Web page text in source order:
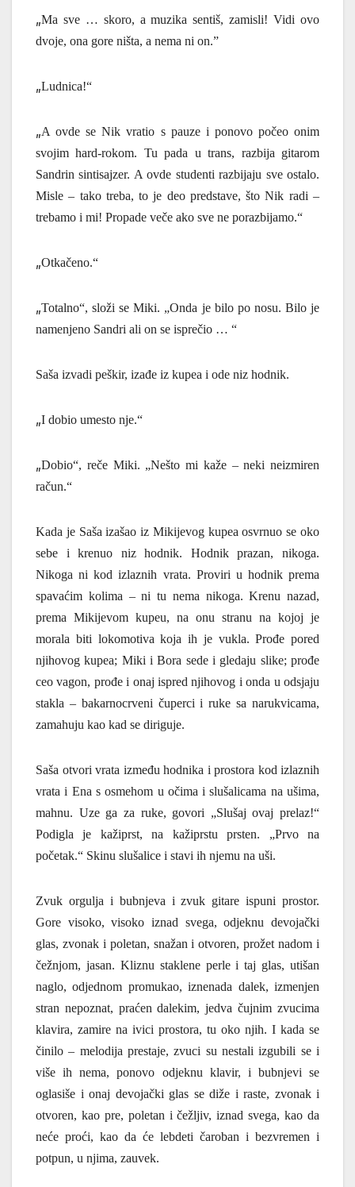
„Ma sve … skoro, a muzika sentiš, zamisli! Vidi ovo
dvoje, ona gore ništa, a nema ni on.”
„Ludnica!“
„A ovde se Nik vratio s pauze i ponovo počeo onim
svojim hard-rokom. Tu pada u trans, razbija gitarom
Sandrin sintisajzer. A ovde studenti razbijaju sve ostalo.
Misle – tako treba, to je deo predstave, što Nik radi –
trebamo i mi! Propade veče ako sve ne porazbijamo.“
„Otkačeno.“
„Totalno“, složi se Miki. „Onda je bilo po nosu. Bilo je
namenjeno Sandri ali on se isprečio … “
Saša izvadi peškir, izađe iz kupea i ode niz hodnik.
„I dobio umesto nje.“
„Dobio“, reče Miki. „Nešto mi kaže – neki neizmiren
račun.“
Kada je Saša izašao iz Mikijevog kupea osvrnuo se oko
sebe i krenuo niz hodnik. Hodnik prazan, nikoga.
Nikoga ni kod izlaznih vrata. Proviri u hodnik prema
spavaćim kolima – ni tu nema nikoga. Krenu nazad,
prema Mikijevom kupeu, na onu stranu na kojoj je
morala biti lokomotiva koja ih je vukla. Prođe pored
njihovog kupea; Miki i Bora sede i gledaju slike; prođe
ceo vagon, prođe i onaj ispred njihovog i onda u odsjaju
stakla – bakarnocrveni čuperci i ruke sa narukvicama,
zamahuju kao kad se diriguje.
Saša otvori vrata između hodnika i prostora kod izlaznih
vrata i Ena s osmehom u očima i slušalicama na ušima,
mahnu. Uze ga za ruke, govori „Slušaj ovaj prelaz!“
Podigla je kažiprst, na kažiprstu prsten. „Prvo na
početak.“ Skinu slušalice i stavi ih njemu na uši.
Zvuk orgulja i bubnjeva i zvuk gitare ispuni prostor.
Gore visoko, visoko iznad svega, odjeknu devojački
glas, zvonak i poletan, snažan i otvoren, prožet nadom i
čežnjom, jasan. Kliznu staklene perle i taj glas, utišan
naglo, odjednom promukao, iznenada dalek, izmenjen
stran nepoznat, praćen dalekim, jedva čujnim zvucima
klavira, zamire na ivici prostora, tu oko njih. I kada se
činilo – melodija prestaje, zvuci su nestali izgubili se i
više ih nema, ponovo odjeknu klavir, i bubnjevi se
oglasiše i onaj devojački glas se diže i raste, zvonak i
otvoren, kao pre, poletan i čežljiv, iznad svega, kao da
neće proći, kao da će lebdeti čaroban i bezvremen i
potpun, u njima, zauvek.